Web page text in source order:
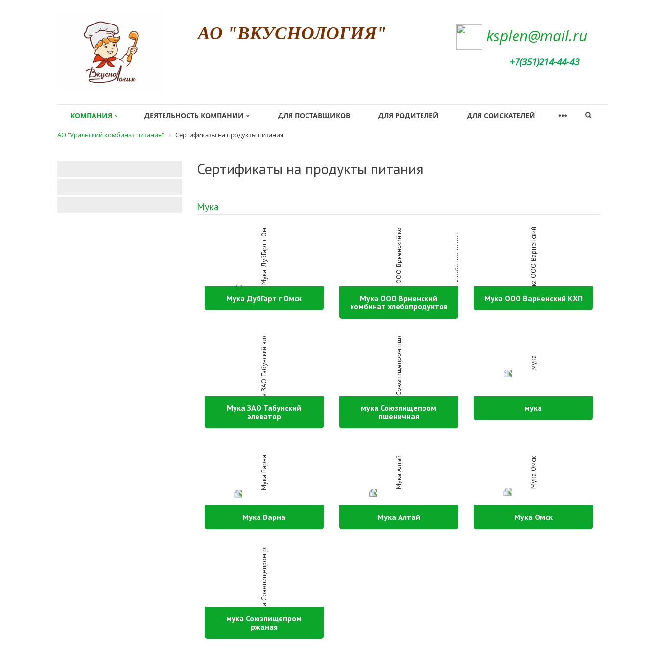
АО "ВКУСНОЛОГИЯ" ksplen@mail.ru
+7(351)214-44-43
КОМПАНИЯ ДЕЯТЕЛЬНОСТЬ КОМПАНИИ ДЛЯ ПОСТАВЩИКОВ ДЛЯ РОДИТЕЛЕЙ ДЛЯ СОИСКАТЕЛЕЙ
АО "Уральский комбинат питания" Сертификаты на продукты питания
Сертификаты на продукты питания
Мука
Мука ДубГарт г Омск
Мука ООО Врненский
комбинат хлебопродуктов
Мука ООО Варненский КХП
Мука ЗАО Табунский
элеватор
мука Союзпищепром
пшеничная
мука
Мука Варна Мука Алтай Мука Омск
мука Союзпищепром
ржаная